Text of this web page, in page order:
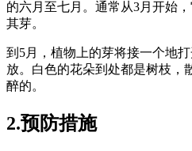
的六月至七月。通常从3月开始
其芽。
到5月，植物上的芽将接一个地
放。白色的花朵到处都是树枝，
醉的。
2.预防措施